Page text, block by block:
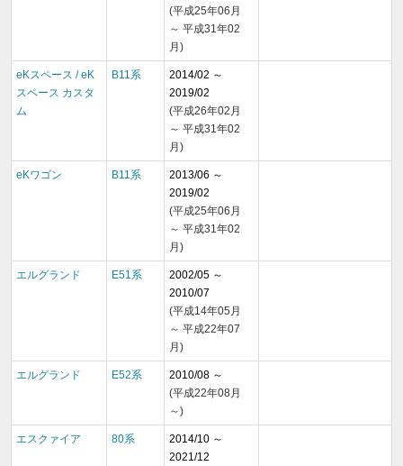
(平成25年06月
～ 平成31年02
月)
eKスペース / eK
スペース カスタ
ム
B11系
2014/02 ～
2019/02
(平成26年02月
～ 平成31年02
月)
eKワゴン B11系
2013/06 ～
2019/02
(平成25年06月
～ 平成31年02
月)
エルグランド E51系
2002/05 ～
2010/07
(平成14年05月
～ 平成22年07
月)
エルグランド E52系
2010/08 ～
(平成22年08月
～)
エスクァイア 80系
2014/10 ～
2021/12